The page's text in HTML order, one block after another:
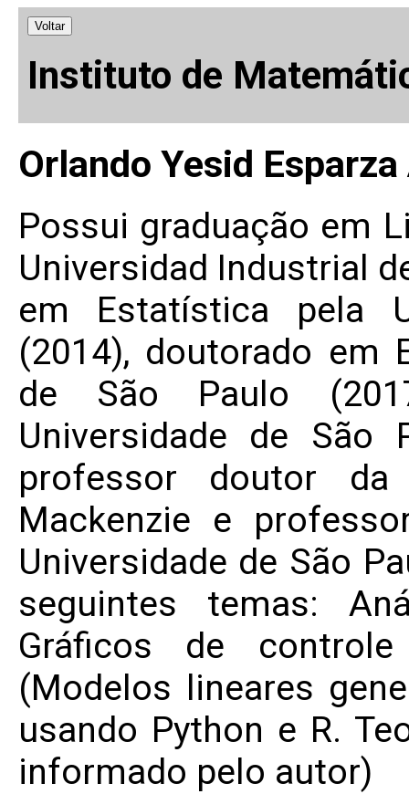
Voltar
Instituto de
Orlando Yesid
Possui graduação em
Universidad Industrial
em Estatística pela
(2014), doutorado em
de São Paulo
Universidade de São
professor doutor da
Mackenzie e
Universidade de São
seguintes temas:
Gráficos de
(Modelos lineares
usando Python e R.
informado pelo autor)